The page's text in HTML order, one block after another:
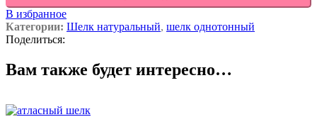
В избранное
Категории: Шелк натуральный, шелк однотонный
Поделиться:
Вам также будет интересно…